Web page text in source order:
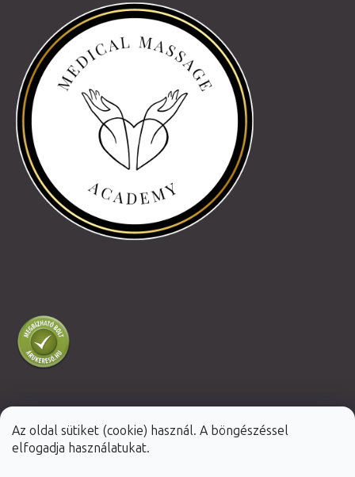
Az oldal sütiket (cookie) használ. A böngészéssel
elfogadja használatukat.
Shoptet Premium készítette